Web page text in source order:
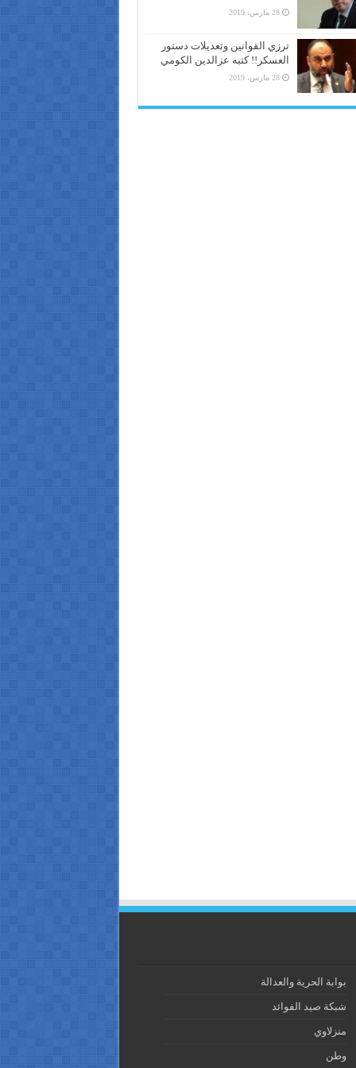
28 مارس، 2019
ترزي القوانين وتعديلات دستور
العسكر!! كتبه عزالدين الكومي
28 مارس، 2019
بوابة الحرية والعدالة
شبكة صيد الفوائد
منزلاوي
وطن